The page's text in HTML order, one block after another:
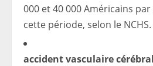
000 et 40 000 Américains
cette période, selon le NCHS.
accident vasculaire